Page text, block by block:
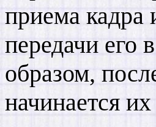
приема кадра
передачи его
образом,
начинается